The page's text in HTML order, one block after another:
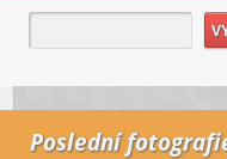
Poslední